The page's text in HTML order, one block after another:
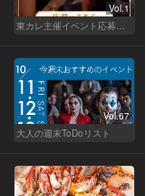
Vol.1
Vol.67
大人の週末ToDoリスト